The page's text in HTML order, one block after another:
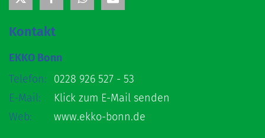
Kontakt
EKKO Bonn
Telefon:
0228 926 527 - 53
E-Mail:
Klick zum E-Mail senden
Web:
www.ekko-bonn.de